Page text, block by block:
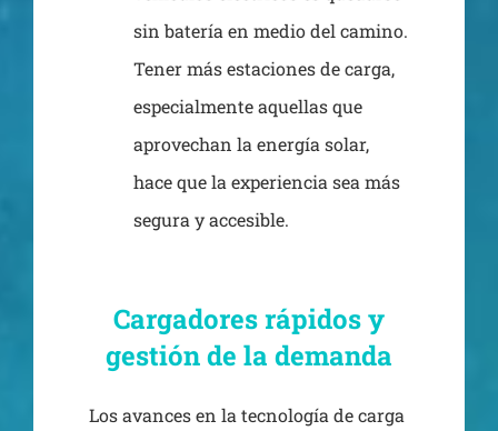
sin batería en medio del camino.
Tener más estaciones de carga,
especialmente aquellas que
aprovechan la energía solar,
hace que la experiencia sea más
segura y accesible.
Cargadores rápidos y
gestión de la demanda
Los avances en la tecnología de carga